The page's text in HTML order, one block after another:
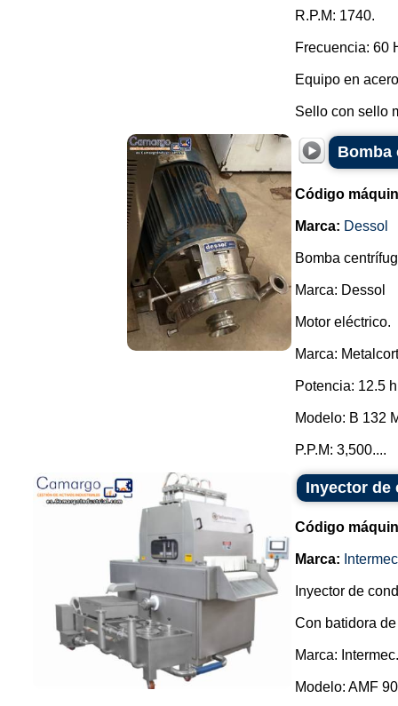
R.P.M: 1740.
Frecuencia: 60
Equipo en
Sello con sello
Bomba
Código
Marca: Dessol
Bomba
Marca: Dessol
Motor eléctrico.
Marca:
Potencia: 12.5
Modelo: B 132
P.P.M: 3,500....
Inyector de
Código
Marca: Intermec
Inyector de
Con batidora
Marca: Intermec.
Modelo: AMF